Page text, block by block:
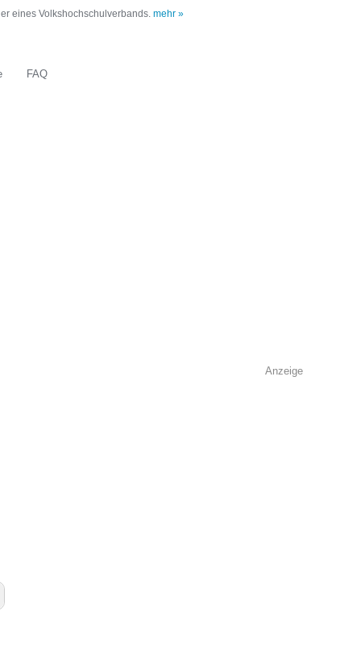
eines Volkshochschulverbands. mehr »
FAQ
Anzeige